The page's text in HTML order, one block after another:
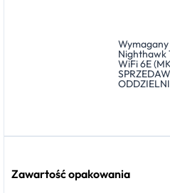
Nighthawk
WiFi 6E
Zawartość opakowania